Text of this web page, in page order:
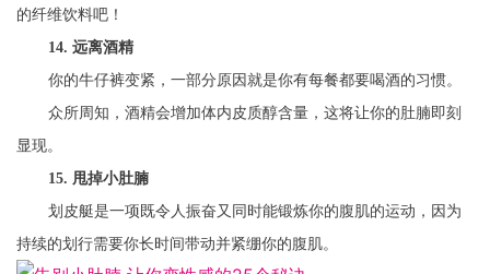
的纤维饮料吧！
14. 远离酒精
你的牛仔裤变紧，一部分原因就是你有每餐都要喝酒的习惯。
众所周知，酒精会增加体内皮质醇含量，这将让你的肚腩即刻
显现。
15. 甩掉小肚腩
划皮艇是一项既令人振奋又同时能锻炼你的腹肌的运动，因为
持续的划行需要你长时间带动并紧绷你的腹肌。